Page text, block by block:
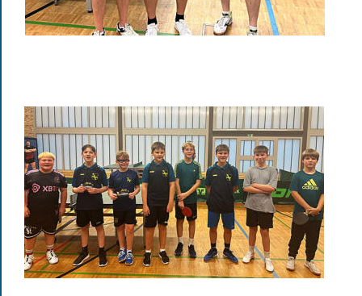
Jugendklasse:1. Konrad Lucjinski
                                2. Emilian Gelda
                                3. Melvin Bouwmeester